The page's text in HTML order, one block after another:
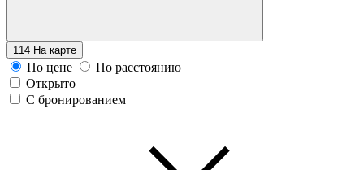
114 На карте
По цене
По расстоянию
Открыто
С бронированием